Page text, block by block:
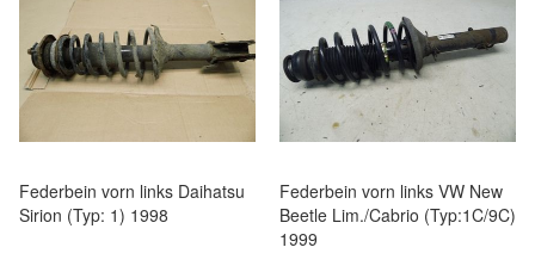
Federbein vorn links Daihatsu
Sirion (Typ: 1) 1998
Federbein vorn links VW New
Beetle Lim./Cabrio (Typ:1C/9C)
1999